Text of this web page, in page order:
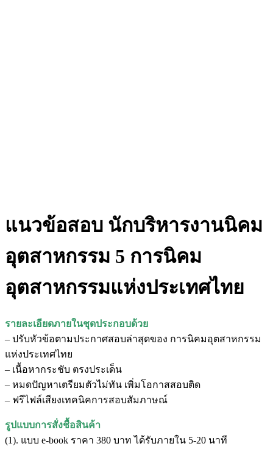
แนวข้อสอบ นักบริหารงานนิคม
อุตสาหกรรม 5 การนิคม
อุตสาหกรรมแห่งประเทศไทย
รายละเอียดภายในชุดประกอบด้วย
– ปรับหัวข้อตามประกาศสอบล่าสุดของ การนิคมอุตสาหกรรม
แห่งประเทศไทย
– เนื้อหากระชับ ตรงประเด็น
– หมดปัญหาเตรียมตัวไม่ทัน เพิ่มโอกาสสอบติด
– ฟรีไฟล์เสียงเทคนิคการสอบสัมภาษณ์
รูปแบบการสั่งชื้อสินค้า
(1). แบบ e-book ราคา 380 บาท ได้รับภายใน 5-20 นาที